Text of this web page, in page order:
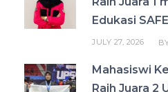
Edukasi
JULY 27, 2026
Mahasiswi
Raih Juara 2